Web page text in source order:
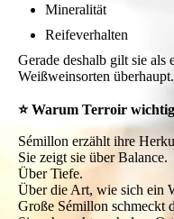
Mineralität
Reifeverhalten
Gerade deshalb gilt sie als
Weißweinsorten überhaupt.
⭐ Warum Terroir
Sémillon erzählt ihre
Sie zeigt sie über Balance.
Über Tiefe.
Über die Art, wie sich ein
Große Sémillon schmeckt